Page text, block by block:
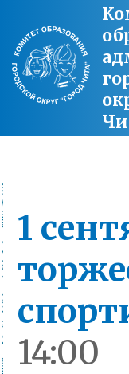
1
14:00